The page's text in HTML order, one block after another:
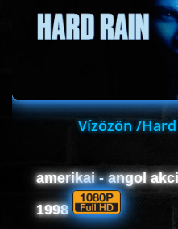
SOROZAT
PC-GAME Vízözön /
amerikai - angol
1998